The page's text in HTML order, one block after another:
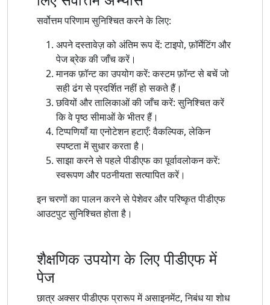
सर्वोत्तम परिणाम सुनिश्चित करने के लिए:
अपने दस्तावेज़ को अंतिम रूप दें: टाइपो, फ़ॉर्मेटिंग और
पेज ब्रेक की जाँच करें।
मानक फ़ॉन्ट का उपयोग करें: कस्टम फ़ॉन्ट से बचें जो
सही ढंग से प्रदर्शित नहीं हो सकते हैं।
छवियों और तालिकाओं की जाँच करें: सुनिश्चित करें
कि वे पृष्ठ सीमाओं के भीतर हैं।
टिप्पणियाँ या एनोटेशन हटाएँ: वैकल्पिक, लेकिन
स्पष्टता में सुधार करता है।
साझा करने से पहले पीडीएफ का पूर्वावलोकन करें:
स्वरूपण और पठनीयता सत्यापित करें।
इन चरणों का पालन करने से पेशेवर और परिष्कृत पीडीएफ
आउटपुट सुनिश्चित होता है।
शैक्षणिक उपयोग के लिए पीडीएफ में
पेज
छात्र अक्सर पीडीएफ प्रारूप में असाइनमेंट, निबंध या शोध